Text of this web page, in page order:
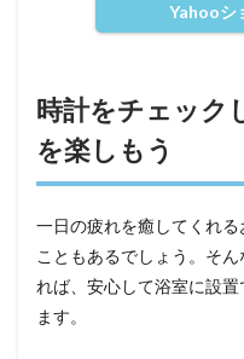
Yahooシ
時計をチェック
を楽しもう
一日の疲れを癒してくれ
こともあるでしょう。そ
れば、安心して浴室に設
ます。